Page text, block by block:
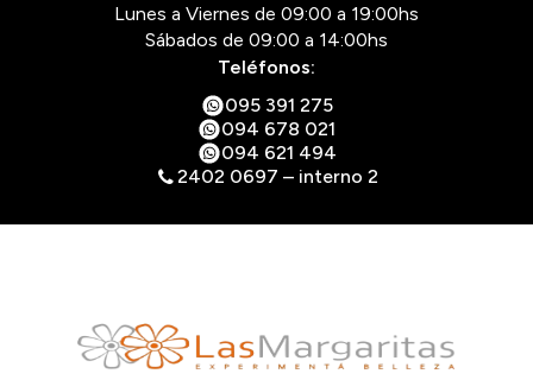
Lunes a Viernes de 09:00 a 19:00hs
Sábados de 09:00 a 14:00hs
Teléfonos:
095 391 275
094 678 021
094 621 494
2402 0697 – interno 2